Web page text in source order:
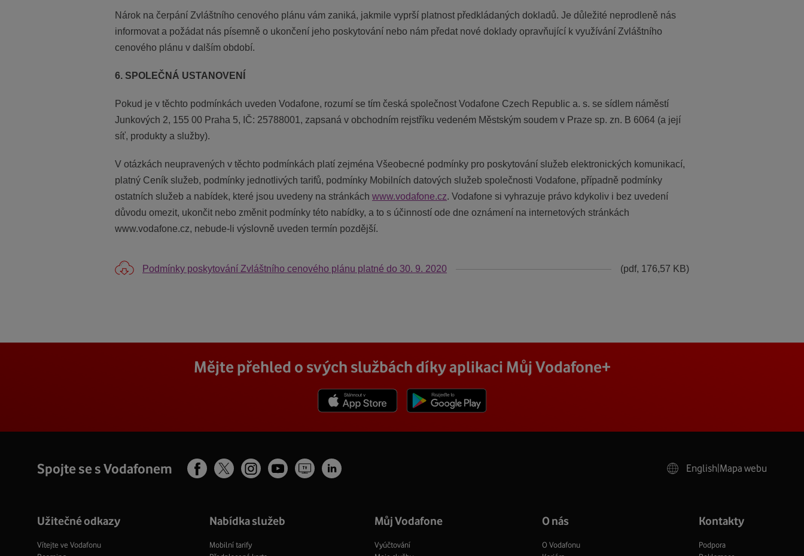
Nárok na čerpání Zvláštního cenového plánu vám zaniká, jakmile vyprší platnost předkládaných dokladů. Je důležité neprodleně nás
informovat a požádat nás písemně o ukončení jeho poskytování nebo nám předat nové doklady opravňující k využívání Zvláštního
cenového plánu v dalším období.
6. SPOLEČNÁ USTANOVENÍ
Pokud je v těchto podmínkách uveden Vodafone, rozumí se tím česká společnost Vodafone Czech Republic a. s. se sídlem náměstí
Junkových 2, 155 00 Praha 5, IČ: 25788001, zapsaná v obchodním rejstříku vedeném Městským soudem v Praze sp. zn. B 6064 (a její
síť, produkty a služby).
V otázkách neupravených v těchto podmínkách platí zejména Všeobecné podmínky pro poskytování služeb elektronických komunikací,
platný Ceník služeb, podmínky jednotlivých tarifů, podmínky Mobilních datových služeb společnosti Vodafone, případně podmínky
ostatních služeb a nabídek, které jsou uvedeny na stránkách www.vodafone.cz. Vodafone si vyhrazuje právo kdykoliv i bez uvedení
důvodu omezit, ukončit nebo změnit podmínky této nabídky, a to s účinností ode dne oznámení na internetových stránkách
www.vodafone.cz, nebude-li výslovně uveden termín pozdější.
Podmínky poskytování Zvláštního cenového plánu platné do 30. 9. 2020 (pdf, 176,57 KB)
Mějte přehled o svých službách díky aplikaci Můj Vodafone+
Spojte se s Vodafonem
Facebook
profil
InstagramYoutube
profil
VodafoneLinkedIn
English Mapa webu
Užitečné odkazy
Vítejte ve Vodafonu
Nabídka služeb
Mobilní tarify
Můj Vodafone
Vyúčtování
O nás
O Vodafonu
Kontakty
Podpora